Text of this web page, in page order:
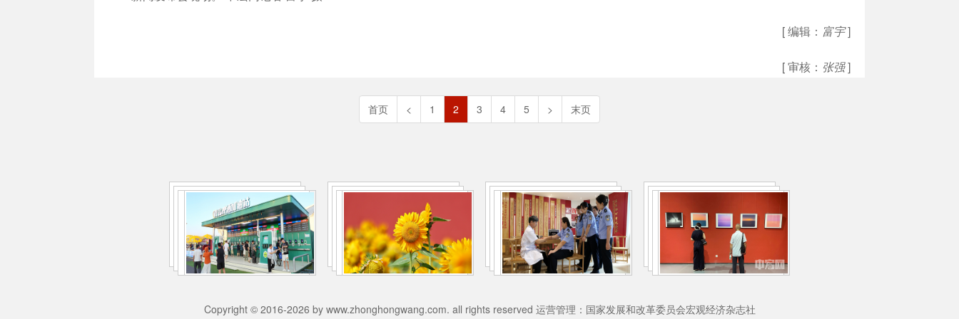
[ 编辑： 富宇]
[ 审核： 张强]
首页 < 1 2 3 4 5 > 末页
Copyright © 2016-2026 by www.zhonghongwang.com. all rights reserved 运营管理：国家发展和改革委员会宏观经济杂志社